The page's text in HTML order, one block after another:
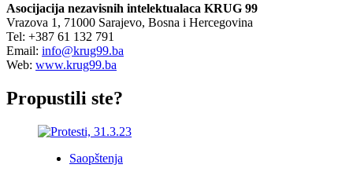
Asocijacija nezavisnih intelektualaca KRUG 99
Vrazova 1, 71000 Sarajevo, Bosna i Hercegovina
Tel: +387 61 132 791
Email: info@krug99.ba
Web: www.krug99.ba
Propustili ste?
Saopštenja